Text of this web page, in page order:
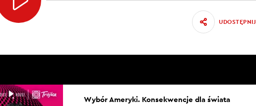
UDOSTĘPNIJ
Wybór Ameryki. Konsekwencje dla świata